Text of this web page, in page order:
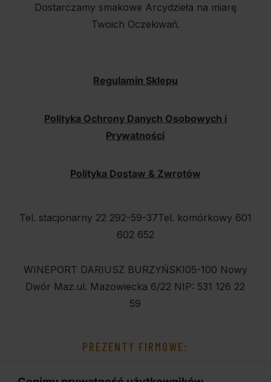
Dostarczamy smakowe Arcydzieła na miarę
Twoich Oczekiwań.
Regulamin Sklepu
Polityka Ochrony Danych Osobowych i
Prywatności
Polityka Dostaw & Zwrotów
Tel. stacjonarny 22 292-59-37Tel. komórkowy 601
602 652
WINEPORT DARIUSZ BURZYŃSKI05-100 Nowy
Dwór Maz.ul. Mazowiecka 6/22 NIP: 531 126 22
59
PREZENTY FIRMOWE: